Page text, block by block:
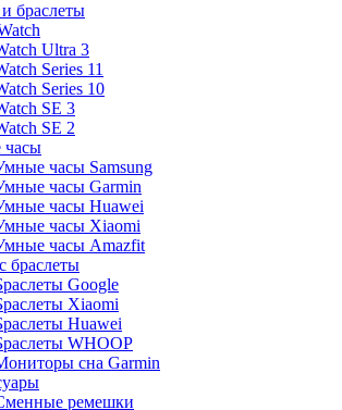
браслеты
Ultra 3
Series 11
Series 10
SE 3
SE 2
часы Samsung
часы Garmin
часы Huawei
часы Xiaomi
часы Amazfit
браслеты
Google
Xiaomi
Huawei
WHOOP
сна Garmin
ремешки